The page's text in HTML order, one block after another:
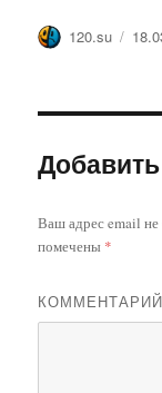
Автор
120.su
Ваш адрес email не
помечены *
КОММЕНТАРИЙ